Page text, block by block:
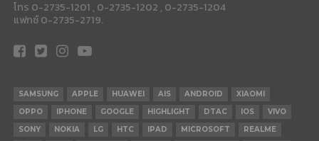
โทร 0-2735-1201 , 0-2735-1202 , 0-2735-1204
แฟกซ์ 0-2735-2719.
SAMSUNG APPLE HUAWEI AIS ANDROID
XIAOMI
OPPO
IPHONE GOOGLE HIGHLIGHT DTAC IOS
VIVO
SONY
NOKIA LG HTC IPAD MICROSOFT
REALME